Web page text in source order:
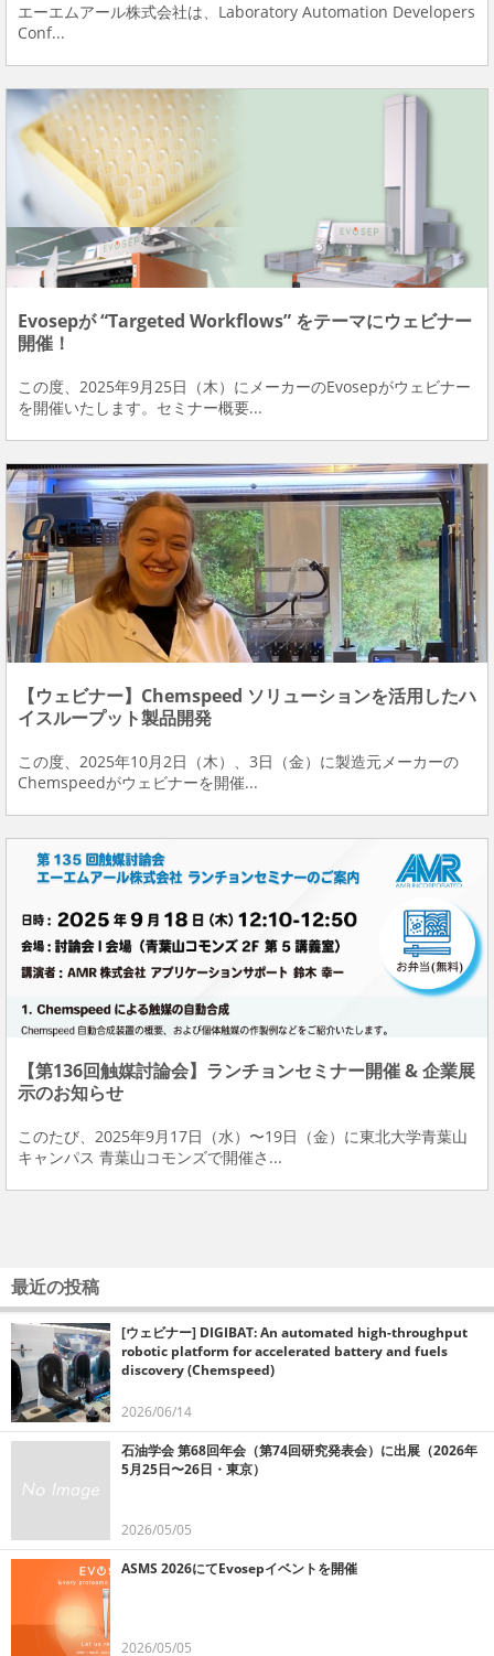
エーエムアール株式会社は、Laboratory Automation Developers
Conf...
Evosepが “Targeted Workflows” をテーマにウェビナー
開催！
この度、2025年9月25日（木）にメーカーのEvosepがウェビナー
を開催いたします。セミナー概要...
【ウェビナー】Chemspeed ソリューションを活用したハ
イスループット製品開発
この度、2025年10月2日（木）、3日（金）に製造元メーカーの
Chemspeedがウェビナーを開催...
【第136回触媒討論会】ランチョンセミナー開催 & 企業展
示のお知らせ
このたび、2025年9月17日（水）〜19日（金）に東北大学青葉山
キャンパス 青葉山コモンズで開催さ...
最近の投稿
[ウェビナー] DIGIBAT: An automated high-throughput
robotic platform for accelerated battery and fuels
discovery (Chemspeed)
2026/06/14
石油学会 第68回年会（第74回研究発表会）に出展（2026年
5月25日〜26日・東京）
2026/05/05
ASMS 2026にてEvosepイベントを開催
2026/05/05